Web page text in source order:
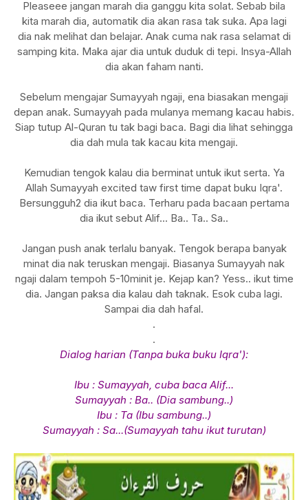
Pleaseee jangan marah dia ganggu kita solat. Sebab bila
kita marah dia, automatik dia akan rasa tak suka. Apa lagi
dia nak melihat dan belajar. Anak cuma nak rasa selamat di
samping kita. Maka ajar dia untuk duduk di tepi. Insya-Allah
dia akan faham nanti.
Sebelum mengajar Sumayyah ngaji, ena biasakan mengaji
depan anak. Sumayyah pada mulanya memang kacau habis.
Siap tutup Al-Quran tu tak bagi baca. Bagi dia lihat sehingga
dia dah mula tak kacau kita mengaji.
Kemudian tengok kalau dia berminat untuk ikut serta. Ya
Allah Sumayyah excited taw first time dapat buku Iqra'.
Bersungguh2 dia ikut baca. Terharu pada bacaan pertama
dia ikut sebut Alif... Ba.. Ta.. Sa..
Jangan push anak terlalu banyak. Tengok berapa banyak
minat dia nak teruskan mengaji. Biasanya Sumayyah nak
ngaji dalam tempoh 5-10minit je. Kejap kan? Yess.. ikut time
dia. Jangan paksa dia kalau dah taknak. Esok cuba lagi.
Sampai dia dah hafal.
.
.
Dialog harian (Tanpa buka buku Iqra'):
Ibu : Sumayyah, cuba baca Alif...
Sumayyah : Ba.. (Dia sambung..)
Ibu : Ta (Ibu sambung..)
Sumayyah : Sa...(Sumayyah tahu ikut turutan)